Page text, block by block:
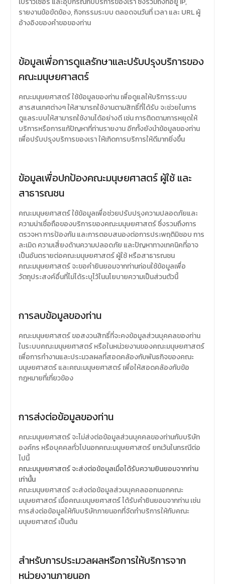
รายงานข้อขัดข้อง, กิจกรรมระบบ ตลอดจนวันที่ เวลา และ URL ผู้
อ้างอิงของคำขอของท่าน
ข้อมูลเพื่อการดูแลรักษาและปรับปรุงบริการของ
คณะมนุษยศาสตร์
คณะมนุษยศาสตร์ ใช้ข้อมูลของท่าน เพื่อดูแลให้บริการระบบ
สารสนเทศต่างๆ ให้สามารถใช้งานตามสิทธิ์ที่ได้รับ จะช่วยในการ
ดูแลระบบให้สามารถใช้งานได้อย่างดี เช่น การติดตามการหยุดให้
บริการหรือการแก้ปัญหาที่ท่านรายงาน อีกทั้งยังนำข้อมูลของท่าน
เพื่อปรับปรุงบริการของเรา ให้เกิดการบริการให้ดีมากยิ่งขึ้น
ข้อมูลเพื่อปกป้องคณะมนุษยศาสตร์ ผู้ใช้ และ
สาธารณชน
คณะมนุษยศาสตร์ ใช้ข้อมูลเพื่อช่วยปรับปรุงความปลอดภัยและ
ความน่าเชื่อถือของบริการของคณะมนุษยศาสตร์ ซึ่งรวมถึงการ
ตรวจหา การป้องกัน และการตอบสนองต่อการประพฤติมิชอบ การ
ละเมิด ความเสี่ยงด้านความปลอดภัย และปัญหาทางเทคนิคที่อาจ
เป็นอันตรายต่อคณะมนุษยศาสตร์ ผู้ใช้ หรือสาธารณชน
คณะมนุษยศาสตร์ จะขอคำยินยอมจากท่านก่อนใช้ข้อมูลเพื่อ
วัตถุประสงค์อื่นที่ไม่ได้ระบุไว้ในนโยบายความเป็นส่วนตัวนี้
การลบข้อมูลของท่าน
คณะมนุษยศาสตร์ ขอสงวนสิทธิ์ที่จะคงข้อมูลส่วนบุคคลของท่าน
ในระบบคณะมนุษยศาสตร์ หรือในหน่วยงานของคณะมนุษยศาสตร์
เพื่อการทำงานและประมวลผลที่สอดคล้องกับพันธกิจของคณะ
มนุษยศาสตร์ และคณะมนุษยศาสตร์ เพื่อให้สอดคล้องกับข้อ
กฎหมายที่เกี่ยวข้อง
การส่งต่อข้อมูลของท่าน
คณะมนุษยศาสตร์ จะไม่ส่งต่อข้อมูลส่วนบุคคลของท่านกับบริษัท
องค์กร หรือบุคคลทั่วไปนอกคณะมนุษยศาสตร์ ยกเว้นในกรณีต่อ
ไปนี้
คณะมนุษยศาสตร์ จะส่งต่อข้อมูลเมื่อได้รับความยินยอมจากท่าน
เท่านั้น
คณะมนุษยศาสตร์ จะส่งต่อข้อมูลส่วนบุคคลออกนอกคณะ
มนุษยศาสตร์ เมื่อคณะมนุษยศาสตร์ ได้รับคำยินยอมจากท่าน เช่น
การส่งต่อข้อมูลให้กับบริษัทภายนอกที่จัดทำบริการให้กับคณะ
มนุษยศาสตร์ เป็นต้น
สำหรับการประมวลผลหรือการให้บริการจาก
หน่วยงานภายนอก